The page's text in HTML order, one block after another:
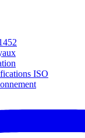
ISO